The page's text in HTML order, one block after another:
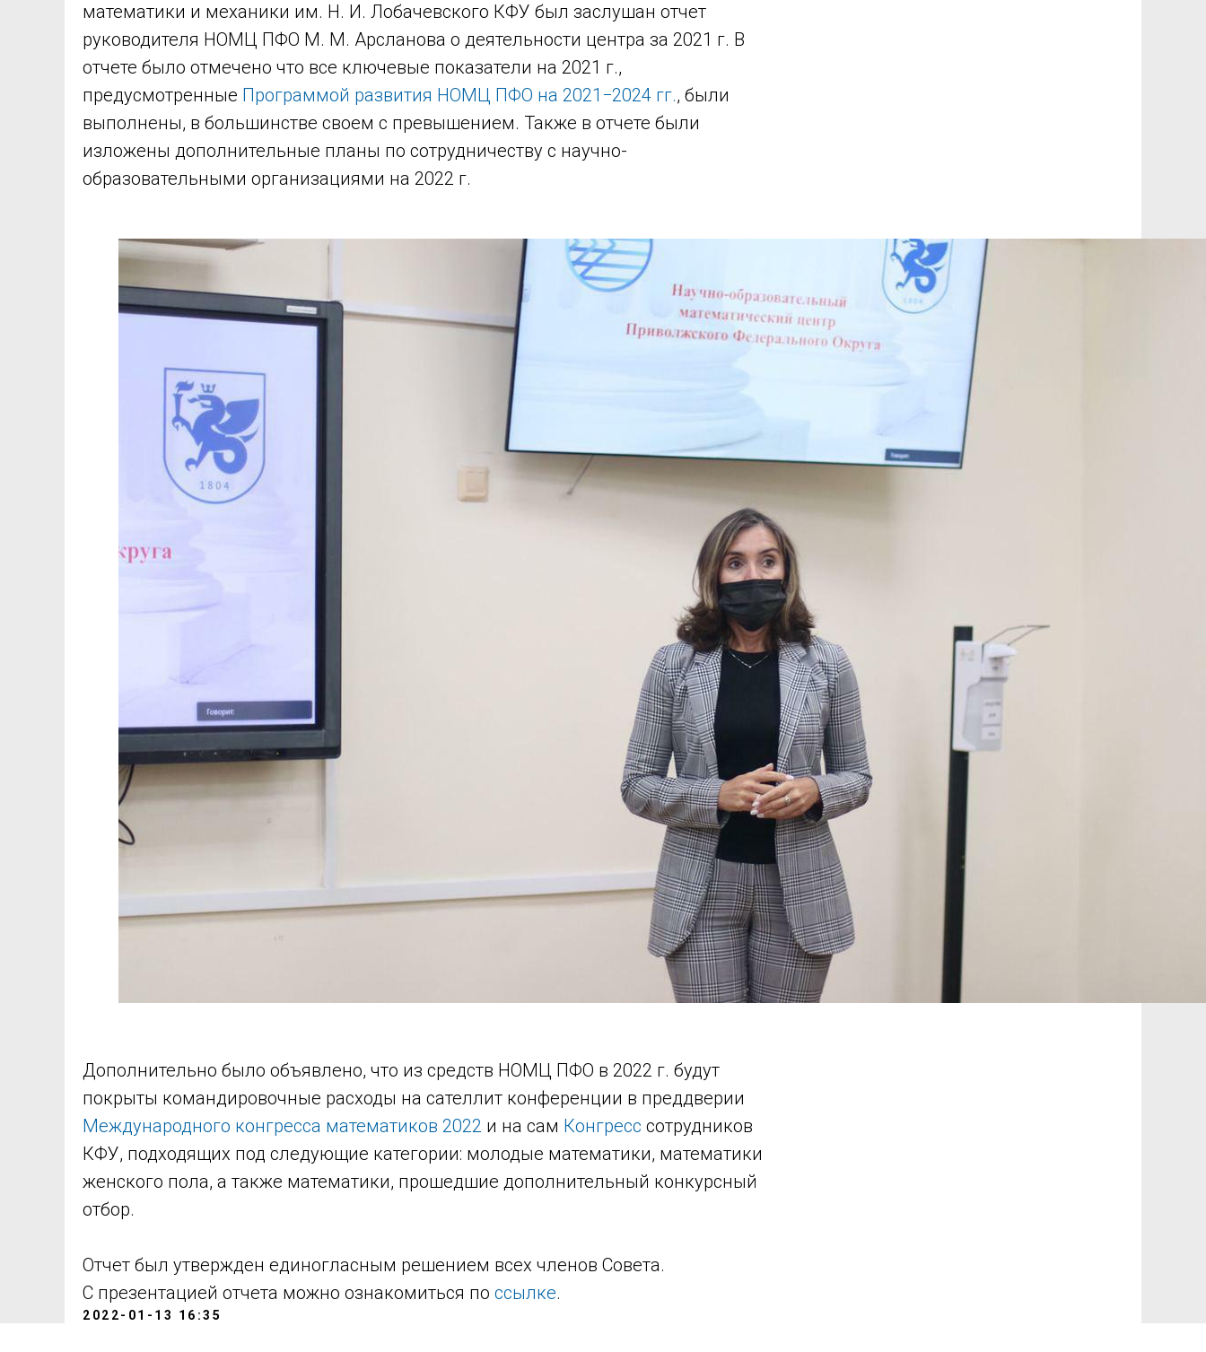
математики и механики им. Н. И. Лобачевского КФУ был заслушан отчет
руководителя НОМЦ ПФО М. М. Арсланова о деятельности центра за 2021 г. В
отчете было отмечено что все ключевые показатели на 2021 г.,
предусмотренные Программой развития НОМЦ ПФО на 2021−2024 гг., были
выполнены, в большинстве своем с превышением. Также в отчете были
изложены дополнительные планы по сотрудничеству с научно-
образовательными организациями на 2022 г.
Дополнительно было объявлено, что из средств НОМЦ ПФО в 2022 г. будут
покрыты командировочные расходы на сателлит конференции в преддверии
Международного конгресса математиков 2022 и на сам Конгресс сотрудников
КФУ, подходящих под следующие категории: молодые математики, математики
женского пола, а также математики, прошедшие дополнительный конкурсный
отбор.
Отчет был утвержден единогласным решением всех членов Совета.
С презентацией отчета можно ознакомиться по ссылке.
2022-01-13 16:35